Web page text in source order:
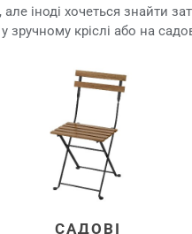
іноді хочеться знайти
у зручному кріслі або на
САДОВІ